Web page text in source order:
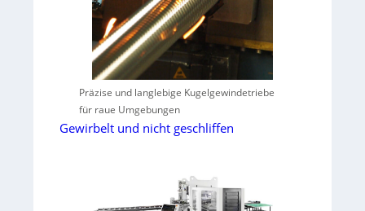
Präzise und langlebige Kugelgewindetriebe
für raue Umgebungen
Gewirbelt und nicht geschliffen